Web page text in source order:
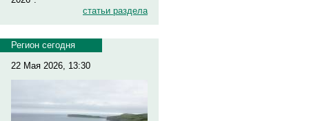
статьи раздела
Регион сегодня
22 Мая 2026, 13:30